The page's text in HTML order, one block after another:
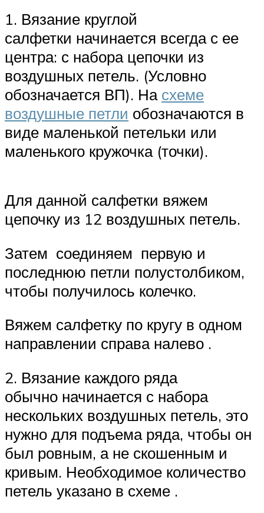
1. Вязание круглой
салфетки начинается всегда с ее
центра: с набора цепочки из
воздушных петель. (Условно
обозначается ВП). На схеме
воздушные петли обозначаются в
виде маленькой петельки или
маленького кружочка (точки).
Для данной салфетки вяжем
цепочку из 12 воздушных петель.
Затем соединяем первую и
последнюю петли полустолбиком,
чтобы получилось колечко.
Вяжем салфетку по кругу в одном
направлении справа налево .
2. Вязание каждого ряда
обычно начинается с набора
нескольких воздушных петель, это
нужно для подъема ряда, чтобы он
был ровным, а не скошенным и
кривым. Необходимое количество
петель указано в схеме .